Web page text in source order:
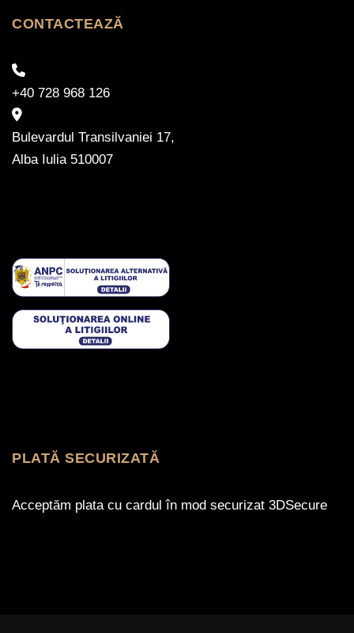
CONTACTEAZĂ
+40 728 968 126
Bulevardul Transilvaniei 17,
Alba Iulia 510007
PLATĂ SECURIZATĂ
Acceptăm plata cu cardul în mod securizat 3DSecure